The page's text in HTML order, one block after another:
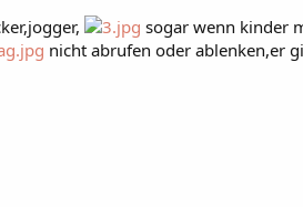
sogar wenn kinder
nicht abrufen oder ablenken,er